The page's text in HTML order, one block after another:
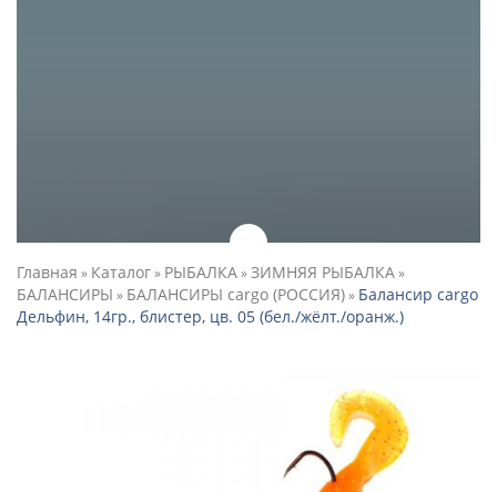
Главная » Каталог» РЫБАЛКА»ЗИМНЯЯ РЫБАЛКА»
БАЛАНСИРЫ » БАЛАНСИРЫ cargo (РОССИЯ)» Балансир cargo
Дельфин, 14гр., блистер, цв. 05 (бел./жёлт./оранж.)